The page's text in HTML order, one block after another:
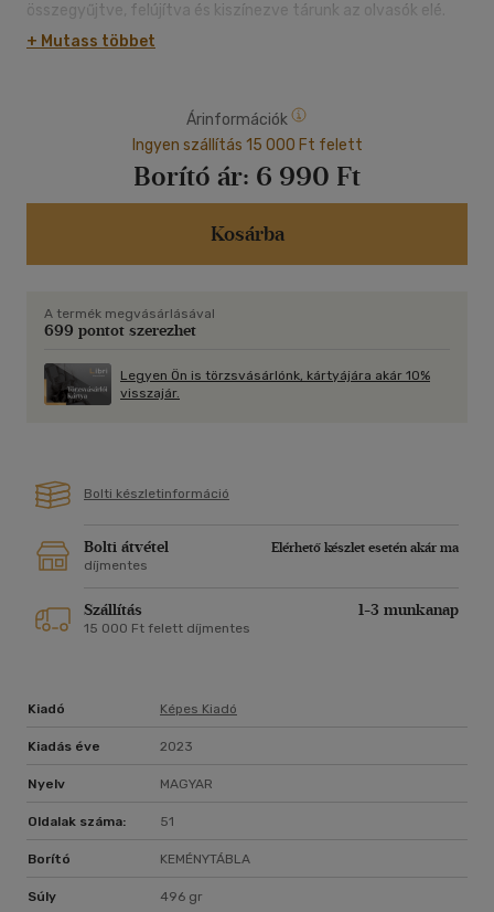
összegyűjtve, felújítva és kiszínezve tárunk az olvasók elé.
A képregény nemcsak gondosan felépített historikus korrajz,
de egy izgalmas és fordulatos hősi és szerelmi történet is.
+ Mutass többet
Árinformációk
Ingyen szállítás 15 000 Ft felett
Borító ár: 6 990 Ft
Kosárba
A termék megvásárlásával
699 pontot szerezhet
Legyen Ön is törzsvásárlónk, kártyájára akár 10%
visszajár.
Bolti készletinformáció
Bolti átvétel
Elérhető készlet esetén akár ma
díjmentes
Szállítás 1-3 munkanap
15 000 Ft felett díjmentes
Kiadó Képes Kiadó
Kiadás éve 2023
Nyelv MAGYAR
Oldalak száma: 51
Borító KEMÉNYTÁBLA
Súly 496 gr